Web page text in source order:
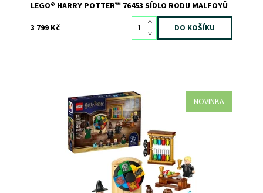
LEGO® HARRY POTTER™ 76453 SÍDLO RODU MALFOYŮ
3 799 Kč
NOVINKA
Připomeňte si ceremoniál s moudrým kloboukem v
Bradavickém hradu z filmu Harry Potter a Kámen mudrců
s touto stavebnicí LEGO® Harry Potter™ (76460) pro děti
Dostupnost:
Skladem>3
12815